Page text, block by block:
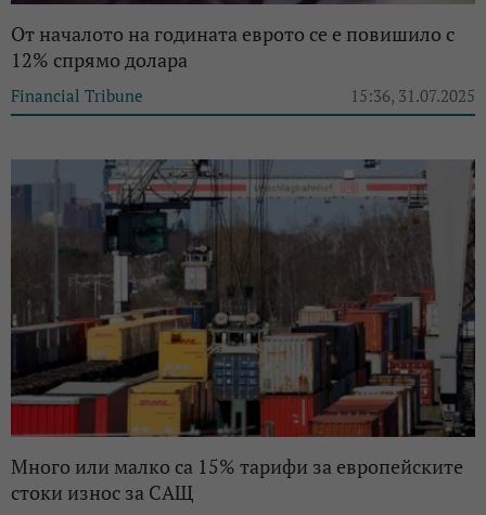
От началото на годината еврото се е повишило с
12% спрямо долара
Financial Tribune 15:36, 31.07.2025
Много или малко са 15% тарифи за европейските
стоки износ за САЩ